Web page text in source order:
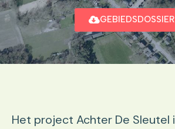
GEBIEDSDOSSIER
Het project Achter De Sleutel